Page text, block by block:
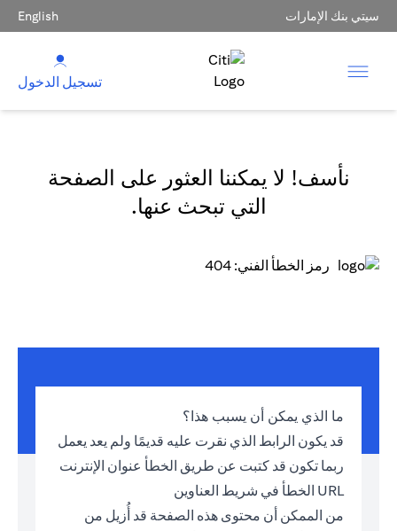
سيتي بنك الإمارات English
تسجيل الدخول
نأسف! لا يمكننا العثور على الصفحة
التي تبحث عنها.
رمز الخطأ الفني: 404
ما الذي يمكن أن يسبب هذا؟
قد يكون الرابط الذي نقرت عليه قديمًا ولم يعد يعمل
ربما تكون قد كتبت عن طريق الخطأ عنوان الإنترنت
URL الخطأ في شريط العناوين
من الممكن أن محتوى هذه الصفحة قد أُزيل من